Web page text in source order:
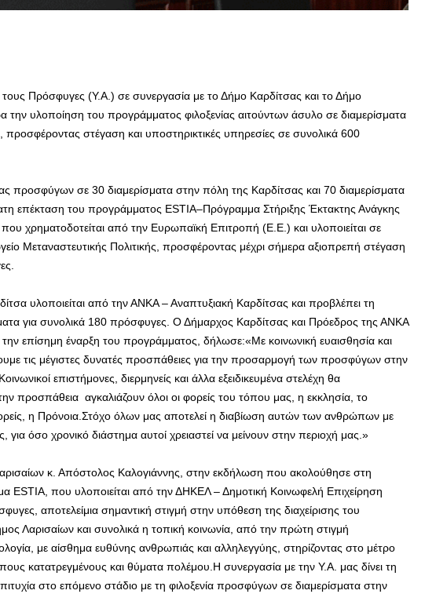
Πρόσφυγες (Υ.Α.) σε συνεργασία με το Δήμο Καρδίτσας και το Δήμο
την υλοποίηση του προγράμματος φιλοξενίας αιτούντων άσυλο σε διαμερίσματα
προσφέροντας στέγαση και υποστηρικτικές υπηρεσίες σε συνολικά 600
προσφύγων σε 30 διαμερίσματα στην πόλη της Καρδίτσας και 70 διαμερίσματα
επέκταση του προγράμματος ESTIA–Πρόγραμμα Στήριξης Έκτακτης Ανάγκης
χρηματοδοτείται από την Ευρωπαϊκή Επιτροπή (Ε.Ε.) και υλοποιείται σε
Μεταναστευτικής Πολιτικής, προσφέροντας μέχρι σήμερα αξιοπρεπή στέγαση
υλοποιείται από την ΑΝΚΑ – Αναπτυξιακή Καρδίτσας και προβλέπει τη
για συνολικά 180 πρόσφυγες. Ο Δήμαρχος Καρδίτσας και Πρόεδρος της ΑΝΚΑ
επίσημη έναρξη του προγράμματος, δήλωσε:«Με κοινωνική ευαισθησία και
τις μέγιστες δυνατές προσπάθειες για την προσαρμογή των προσφύγων στην
επιστήμονες, διερμηνείς και άλλα εξειδικευμένα στελέχη θα
προσπάθεια αγκαλιάζουν όλοι οι φορείς του τόπου μας, η εκκλησία, το
η Πρόνοια.Στόχο όλων μας αποτελεί η διαβίωση αυτών των ανθρώπων με
για όσο χρονικό διάστημα αυτοί χρειαστεί να μείνουν στην περιοχή μας.»
κ. Απόστολος Καλογιάννης, στην εκδήλωση που ακολούθησε στη
ESTIA, που υλοποιείται από την ΔΗΚΕΛ – Δημοτική Κοινωφελή Επιχείρηση
αποτελείμια σημαντική στιγμή στην υπόθεση της διαχείρισης του
Λαρισαίων και συνολικά η τοπική κοινωνία, από την πρώτη στιγμή
με αίσθημα ευθύνης ανθρωπιάς και αλληλεγγύης, στηρίζοντας στο μέτρο
κατατρεγμένους και θύματα πολέμου.Η συνεργασία με την Υ.Α. μας δίνει τη
στο επόμενο στάδιο με τη φιλοξενία προσφύγων σε διαμερίσματα στην